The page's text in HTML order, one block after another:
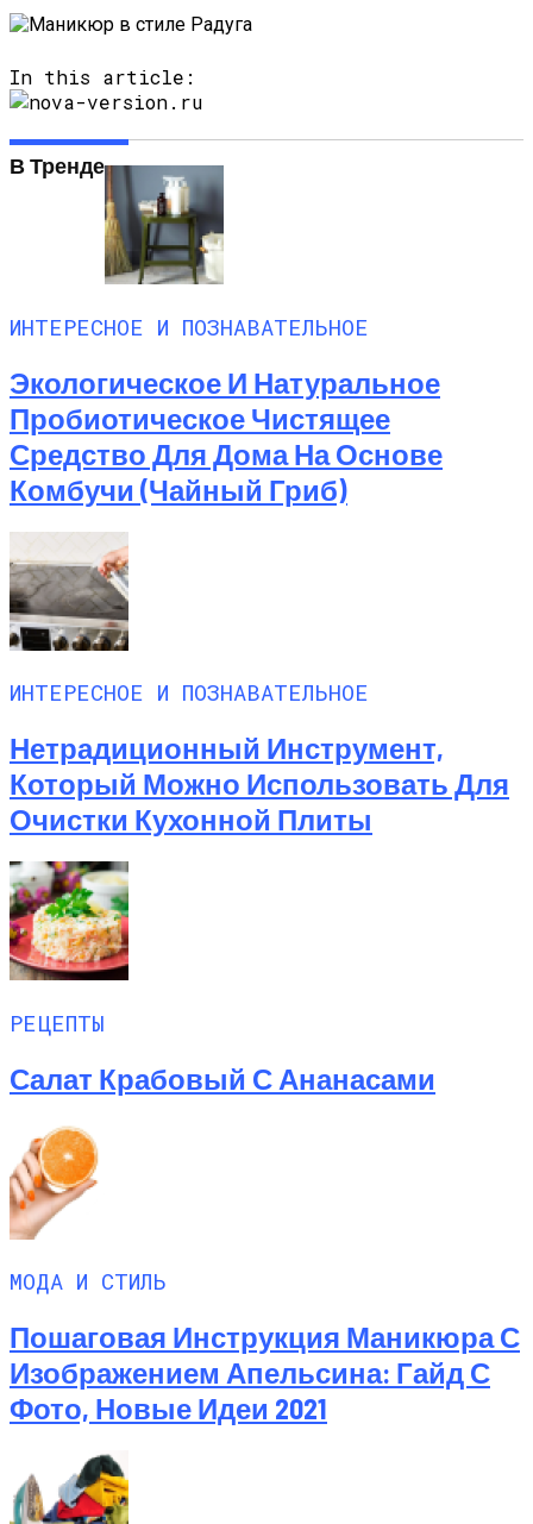
In this article:
В Тренде
ИНТЕРЕСНОЕ И ПОЗНАВАТЕЛЬНОЕ
Экологическое И Натуральное
Пробиотическое Чистящее
Средство Для Дома На Основе
Комбучи (чайный Гриб)
ИНТЕРЕСНОЕ И ПОЗНАВАТЕЛЬНОЕ
Нетрадиционный Инструмент,
Который Можно Использовать Для
Очистки Кухонной Плиты
РЕЦЕПТЫ
Салат Крабовый С Ананасами
МОДА И СТИЛЬ
Пошаговая Инструкция Маникюра С
Изображением Апельсина: Гайд С
Фото, Новые Идеи 2021